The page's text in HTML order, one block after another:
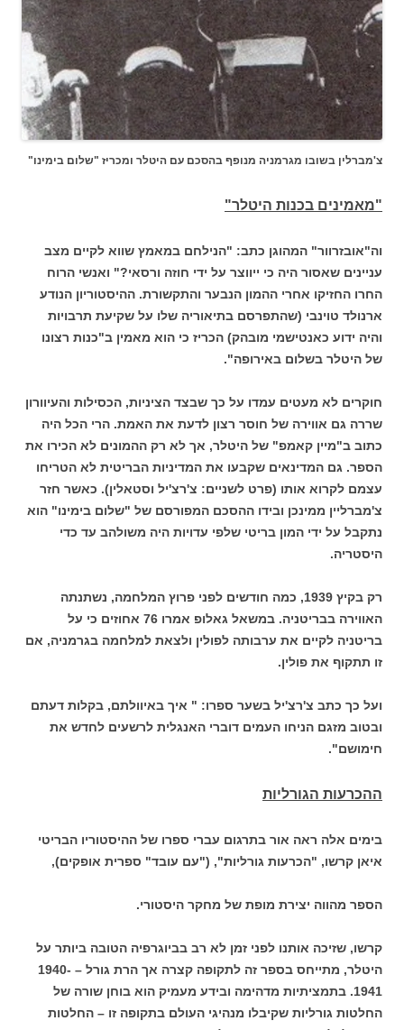
צ'מברלין בשובו מגרמניה מנופף בהסכם עם היטלר ומכריז "שלום בימינו"
"מאמינים בכנות היטלר"
וה"אובזרוור" המהוגן כתב: "הנילחם במאמץ שווא לקיים מצב
עניינים שאסור היה כי ייווצר על ידי חוזה ורסאי?" ואנשי הרוח
החרו החזיקו אחרי ההמון הנבער והתקשורת. ההיסטוריון הנודע
ארנולד טוינבי (שהתפרסם בתיאוריה שלו על שקיעת תרבויות
והיה ידוע כאנטישמי מובהק) הכריז כי הוא מאמין ב"כנות רצונו
של היטלר בשלום באירופה".
חוקרים לא מעטים עמדו על כך שבצד הציניות, הכסילות והעיוורון
שררה גם אווירה של חוסר רצון לדעת את האמת. הרי הכל היה
כתוב ב"מיין קאמפ" של היטלר, אך לא רק ההמונים לא הכירו את
הספר. גם המדינאים שקבעו את המדיניות הבריטית לא הטריחו
עצמם לקרוא אותו (פרט לשניים: צ'רצ'יל וסטאלין). כאשר חזר
צ'מברליין ממינכן ובידו ההסכם המפורסם של "שלום בימינו" הוא
נתקבל על ידי המון בריטי שלפי עדויות היה משולהב עד כדי
היסטריה.
רק בקיץ 1939, כמה חודשים לפני פרוץ המלחמה, נשתנתה
האווירה בבריטניה. במשאל גאלופ אמרו 76 אחוזים כי על
בריטניה לקיים את ערבותה לפולין ולצאת למלחמה בגרמניה, אם
זו תתקוף את פולין.
ועל כך כתב צ'רצ'יל בשער ספרו: " איך באיוולתם, בקלות דעתם
ובטוב מזגם הניחו העמים דוברי האנגלית לרשעים לחדש את
חימושם".
ההכרעות הגורליות
בימים אלה ראה אור בתרגום עברי ספרו של ההיסטוריו הבריטי
איאן קרשו, "הכרעות גורליות", ("עם עובד" ספרית אופקים),
הספר מהווה יצירת מופת של מחקר היסטורי.
קרשו, שזיכה אותנו לפני זמן לא רב בביוגרפיה הטובה ביותר על
היטלר, מתייחס בספר זה לתקופה קצרה אך הרת גורל – 1940-
1941. בתמציתיות מדהימה ובידע מעמיק הוא בוחן שורה של
החלטות גורליות שקיבלו מנהיגי העולם בתקופה זו – החלטות